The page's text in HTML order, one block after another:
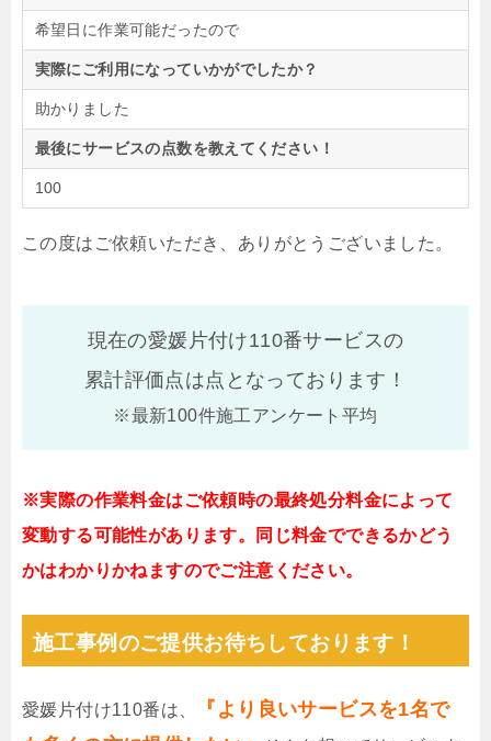
希望日に作業可能だったので
実際にご利用になっていかがでしたか？
助かりました
最後にサービスの点数を教えてください！
100
この度はご依頼いただき、ありがとうございました。
現在の愛媛片付け110番サービスの
累計評価点は点となっております！
※最新100件施工アンケート平均
※実際の作業料金はご依頼時の最終処分料金によって
変動する可能性があります。同じ料金でできるかどう
かはわかりかねますのでご注意ください。
施工事例のご提供お待ちしております！
愛媛片付け110番は、
『より良いサービスを1名で